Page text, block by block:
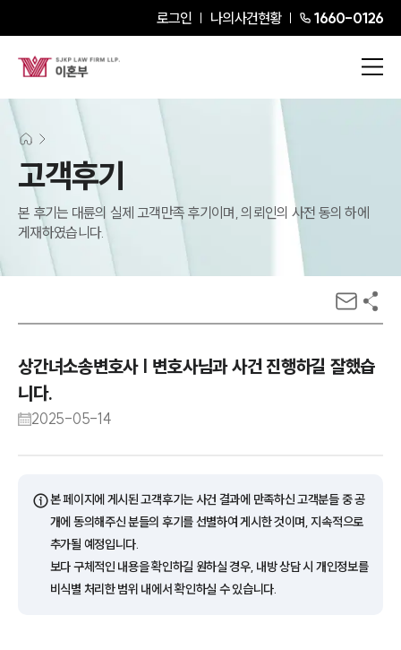
로그인 나의사건현황 1660-0126
고객후기
본 후기는 대륜의 실제 고객만족 후기이며, 의뢰인의 사전 동의 하에
게재하였습니다.
상간녀소송변호사 | 변호사님과 사건 진행하길 잘했습
니다.
2025-05-14
ⓘ본 페이지에 게시된 고객후기는 사건 결과에 만족하신 고객분들 중 공
개에 동의해주신 분들의 후기를 선별하여 게시한 것이며, 지속적으로
추가될 예정입니다.
보다 구체적인 내용을 확인하길 원하실 경우, 내방 상담 시 개인정보를
비식별 처리한 범위 내에서 확인하실 수 있습니다.